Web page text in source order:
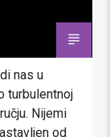
nas u
turbulentnoj
Nijemi
od